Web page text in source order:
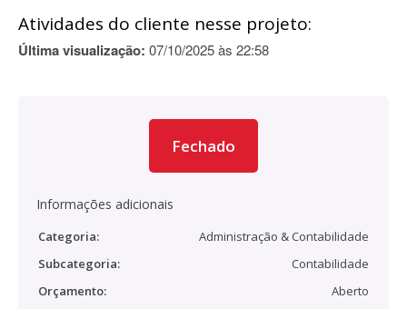
Atividades do cliente nesse projeto:
Última visualização: 07/10/2025 às 22:58
Fechado
Informações adicionais
Categoria:
Administração & Contabilidade
Subcategoria:
Contabilidade
Orçamento:
Aberto